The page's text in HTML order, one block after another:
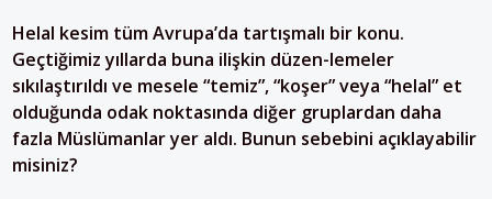
Helal kesim tüm Avrupa’da tartışmalı bir konu.
Geçtiğimiz yıllarda buna ilişkin düzen-lemeler
sıkılaştırıldı ve mesele “temiz”, “koşer” veya “helal” et
olduğunda odak noktasında diğer gruplardan daha
fazla Müslümanlar yer aldı. Bunun sebebini açıklayabilir
misiniz?